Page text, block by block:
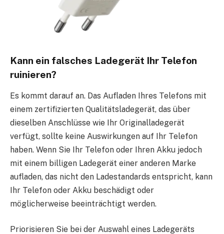
Kann ein falsches Ladegerät Ihr Telefon
ruinieren?
Es kommt darauf an. Das Aufladen Ihres Telefons mit
einem zertifizierten Qualitätsladegerät, das über
dieselben Anschlüsse wie Ihr Originalladegerät
verfügt, sollte keine Auswirkungen auf Ihr Telefon
haben. Wenn Sie Ihr Telefon oder Ihren Akku jedoch
mit einem billigen Ladegerät einer anderen Marke
aufladen, das nicht den Ladestandards entspricht, kann
Ihr Telefon oder Akku beschädigt oder
möglicherweise beeinträchtigt werden.
Priorisieren Sie bei der Auswahl eines Ladegeräts